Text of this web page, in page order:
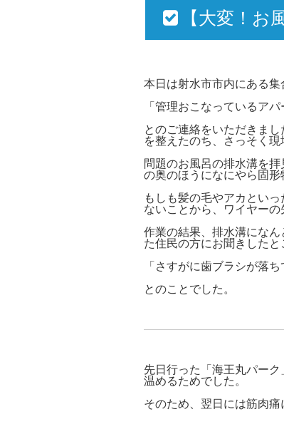
【大変！お
本日は射水市市内にある集
「管理おこなっているア
とのご連絡をいただきま
を整えたのち、さっそく現
問題のお風呂の排水溝を
の奥のほうになにやら固形
もしも髪の毛やアカとい
ないことから、ワイヤー
作業の結果、排水溝にな
た住民の方にお聞きした
「さすがに歯ブラシが落
とのことでした。
先日行った「海王丸パー
温めるためでした。
そのため、翌日には筋肉痛